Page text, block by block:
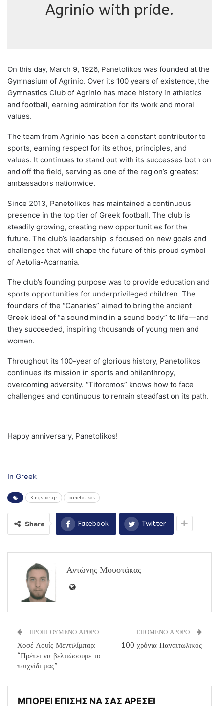
Agrinio with pride.
On this day, March 9, 1926, Panetolikos was founded at the
Gymnasium of Agrinio. Over its 100 years of existence, the
Gymnastics Club of Agrinio has made history in athletics
and football, earning admiration for its work and moral
values.
The team from Agrinio has been a constant contributor to
sports, earning respect for its ethos, principles, and
values. It continues to stand out with its successes both on
and off the field, serving as one of the region’s greatest
ambassadors nationwide.
Since 2013, Panetolikos has maintained a continuous
presence in the top tier of Greek football. The club is
steadily growing, creating new opportunities for the
future. The club’s leadership is focused on new goals and
challenges that will shape the future of this proud symbol
of Aetolia-Acarnania.
The club’s founding purpose was to provide education and
sports opportunities for underprivileged children. The
founders of the “Canaries” aimed to bring the ancient
Greek ideal of “a sound mind in a sound body” to life—and
they succeeded, inspiring thousands of young men and
women.
Throughout its 100-year of glorious history, Panetolikos
continues its mission in sports and philanthropy,
overcoming adversity. “Titoromos” knows how to face
challenges and continuous to remain steadfast on its path.
Happy anniversary, Panetolikos!
In Greek
Kingsportgr panetolikos
Share Facebook Twitter
Αντώνης Μουστάκας
ΠΡΟΗΓΟΥΜΕΝΟ ΑΡΘΡΟ
Χοσέ Λουίς Μεντιλίμπαρ:
“Πρέπει να βελτιώσουμε το
παιχνίδι μας”
ΕΠΟΜΕΝΟ ΑΡΘΡΟ
100 χρόνια Παναιτωλικός
ΜΠΟΡΕΙ ΕΠΙΣΗΣ ΝΑ ΣΑΣ ΑΡΕΣΕΙ